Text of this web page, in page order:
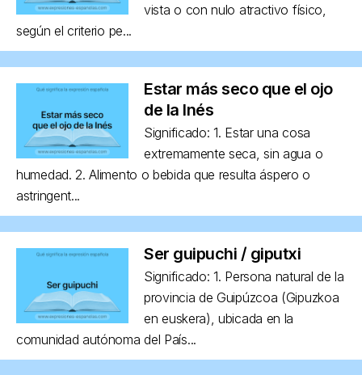
vista o con nulo atractivo físico,
según el criterio pe...
Estar más seco que el ojo
de la Inés
Significado: 1. Estar una cosa
extremamente seca, sin agua o
humedad. 2. Alimento o bebida que resulta áspero o
astringent...
Ser guipuchi / giputxi
Significado: 1. Persona natural de la
provincia de Guipúzcoa (Gipuzkoa
en euskera), ubicada en la
comunidad autónoma del País...